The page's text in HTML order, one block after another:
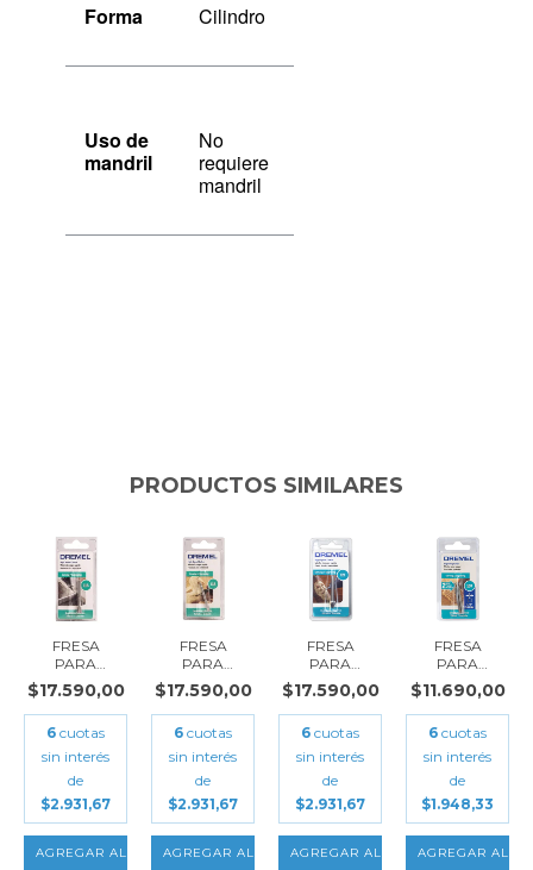
Forma Cilindro
Uso de
mandril
No
requiere
mandril
PRODUCTOS SIMILARES
FRESA
PARA
GRABAR
CONICA
6.4MM
DREMEL
DR...
$17.590,00
6 cuotas
sin interés
de
$2.931,67
FRESA
PARA
GRABAR DE
PUNTA
3.2MM
DREMEL...
$17.590,00
6 cuotas
sin interés
de
$2.931,67
FRESA
PARA
GRABAR
CIRCULAR
CON PUNTA
6.4...
$17.590,00
6 cuotas
sin interés
de
$2.931,67
FRESA
PARA
GRABAR
CIRCULAR
2.4MM
DREMEL...
$11.690,00
6 cuotas
sin interés
de
$1.948,33